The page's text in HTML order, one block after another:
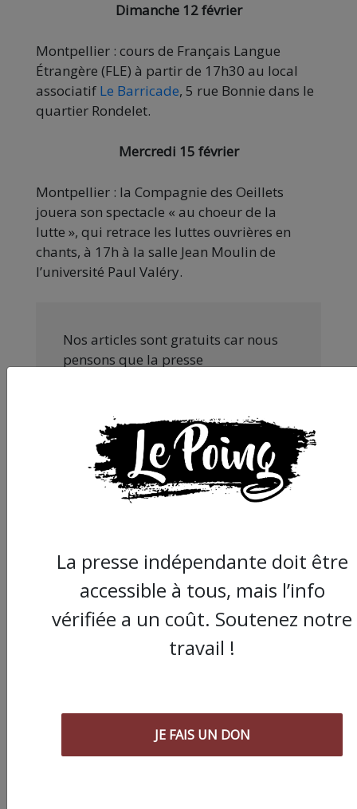
Dimanche 12 février
Montpellier : cours de Français Langue
Étrangère (FLE) à partir de 17h30 au local
associatif Le Barricade, 5 rue Bonnie dans le
quartier Rondelet.
Mercredi 15 février
Montpellier : la Compagnie des Oeillets
jouera son spectacle « au choeur de la
lutte », qui retrace les luttes ouvrières en
chants, à 17h à la salle Jean Moulin de
l’université Paul Valéry.
Nos articles sont gratuits car nous
pensons que la presse
une information engagée et de
qualité nécessite du temps et de
l’argent, surtout quand on refuse
d’être aux ordres de Bolloré et de
ses amis… Pourvu que ça dure ! Ça
JE FAIS UN DON
La presse indépendante doit être
accessible à tous, mais l’info
vérifiée a un coût. Soutenez notre
travail !
JE FAIS UN DON